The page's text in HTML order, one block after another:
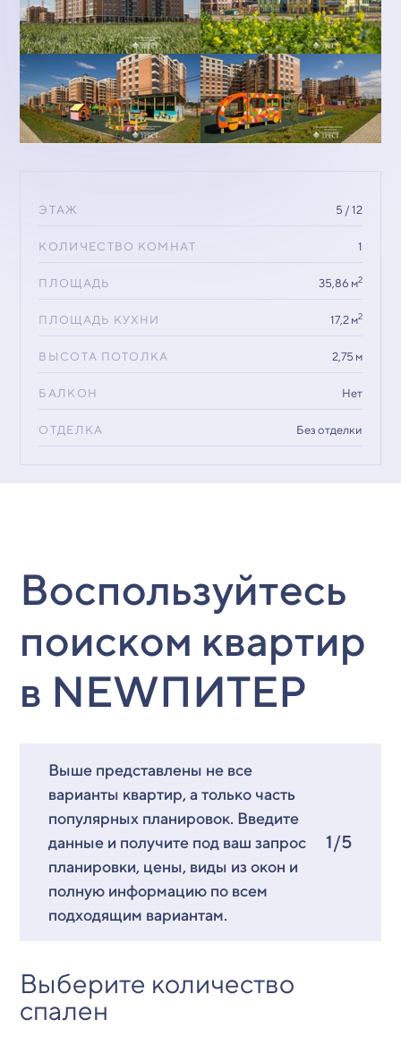
ЭТАЖ 5 / 12
КОЛИЧЕСТВО КОМНАТ 1
ПЛОЩАДЬ 35,86 м2
ПЛОЩАДЬ КУХНИ 17,2 м2
ВЫСОТА ПОТОЛКА 2,75 м
БАЛКОН Нет
ОТДЕЛКА Без отделки
Воспользуйтесь
поиском квартир
в NEWПИТЕР
Выше представлены не все
варианты квартир, а только часть
популярных планировок. Введите
данные и получите под ваш запрос
планировки, цены, виды из окон и
полную информацию по всем
подходящим вариантам.
1/5
Выберите количество
спален